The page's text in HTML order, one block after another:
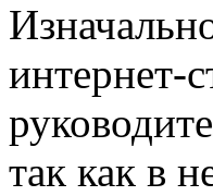
интернет-
так как в